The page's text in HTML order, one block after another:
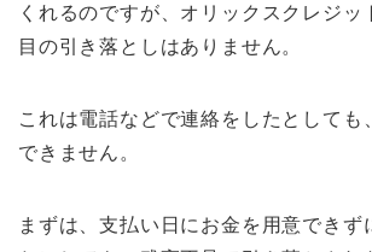
くれるのですが、オリックスクレジッ
目の引き落としはありません。
これは電話などで連絡をしたとしても
できません。
まずは、支払い日にお金を用意できず